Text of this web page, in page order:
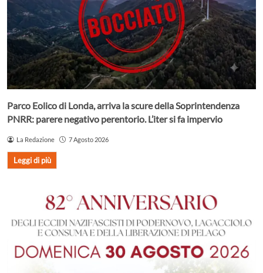
Parco Eolico di Londa, arriva la scure della Soprintendenza
PNRR: parere negativo perentorio. L’iter si fa impervio
La Redazione 7 Agosto 2026
Leggi di più